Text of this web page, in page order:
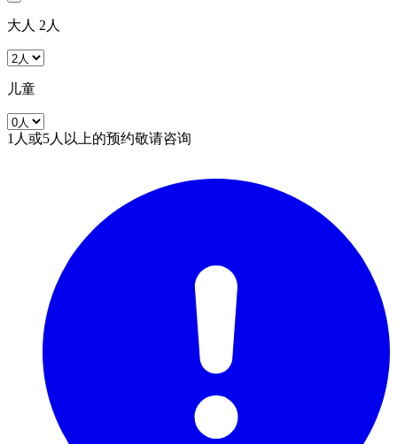
大人 2人
儿童
1人或5人以上的预约敬请咨询